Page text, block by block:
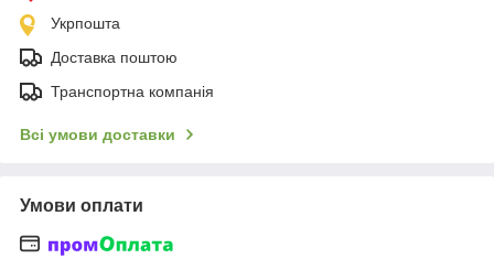
Укрпошта
Доставка поштою
Транспортна компанія
Всі умови доставки
Умови оплати